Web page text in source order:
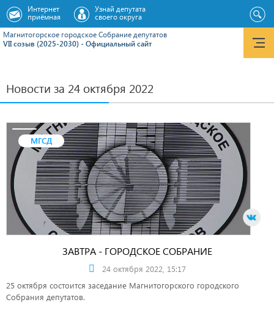
Магнитогорское городское Cобрание депутатов
VII созыв (2025-2030) - Официальный сайт
Интернет
приёмная
Узнай депутата
своего округа
Новости за 24 октября 2022
МГСД
ЗАВТРА - ГОРОДСКОЕ СОБРАНИЕ
24 октября 2022, 15:17
25 октября состоится заседание Магнитогорского городского
Собрания депутатов.